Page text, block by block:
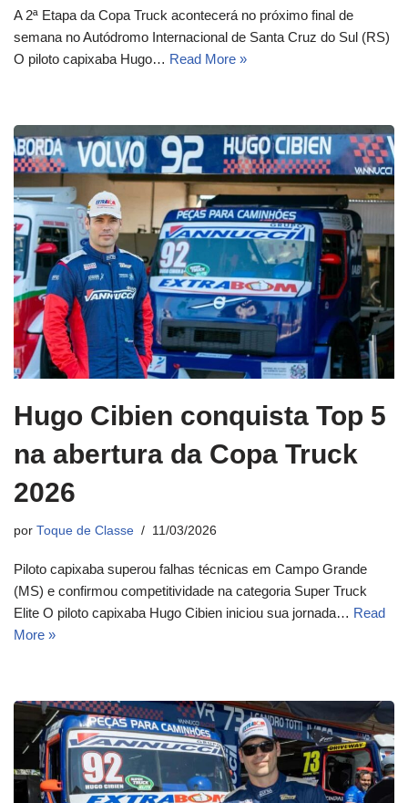
A 2ª Etapa da Copa Truck acontecerá no próximo final de
semana no Autódromo Internacional de Santa Cruz do Sul (RS)
O piloto capixaba Hugo… Read More »
Hugo Cibien conquista Top 5
na abertura da Copa Truck
2026
por Toque de Classe 11/03/2026
Piloto capixaba superou falhas técnicas em Campo Grande
(MS) e confirmou competitividade na categoria Super Truck
Elite O piloto capixaba Hugo Cibien iniciou sua jornada… Read
More »